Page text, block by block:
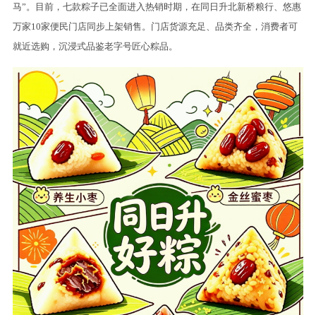
马”。目前，七款粽子已全面进入热销时期，在同日升北新桥粮行、悠惠
万家10家便民门店同步上架销售。门店货源充足、品类齐全，消费者可
就近选购，沉浸式品鉴老字号匠心粽品。